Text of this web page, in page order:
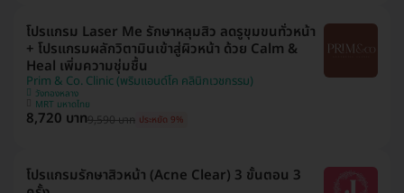
โปรแกรม Laser Me รักษาหลุมสิว ลดรูขุมขนทั่วหน้า
+ โปรแกรมผลักวิตามินเข้าสู่ผิวหน้า ด้วย Calm &
Heal เพิ่มความชุ่มชื้น
Prim & Co. Clinic (พริมแอนด์โค คลินิกเวชกรรม)
วังทองหลาง
MRT มหาดไทย
8,720 บาท9,590 บาท ประหยัด 9%
โปรแกรมรักษาสิวหน้า (Acne Clear) 3 ขั้นตอน 3